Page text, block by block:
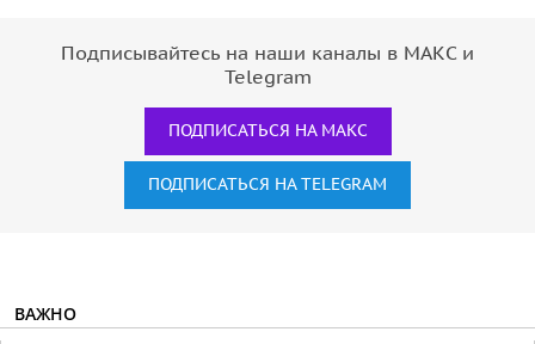
Подписывайтесь на наши каналы в МАКС и
Telegram
ПОДПИСАТЬСЯ НА МАКС
ПОДПИСАТЬСЯ НА TELEGRAM
ВАЖНО